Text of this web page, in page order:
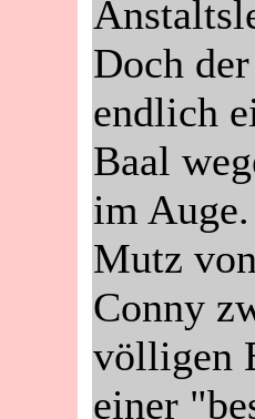
Doch
endlich
Baal
im
Mutz
Conny
völligen
einer